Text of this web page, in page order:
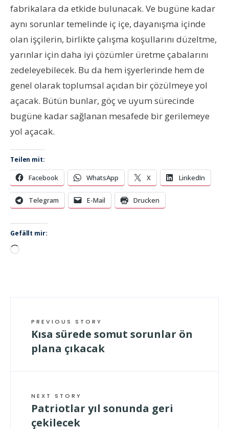
fabrikalara da etkide bulunacak. Ve bugüne kadar
aynı sorunlar temelinde iç içe, dayanışma içinde
olan işçilerin, birlikte çalışma koşullarını düzeltme,
yarınlar için daha iyi çözümler üretme çabalarını
zedeleyebilecek. Bu da hem işyerlerinde hem de
genel olarak toplumsal açıdan bir çözülmeye yol
açacak. Bütün bunlar, göç ve uyum sürecinde
bugüne kadar sağlanan mesafede bir gerilemeye
yol açacak.
Teilen mit:
Facebook WhatsApp X LinkedIn
Telegram E-Mail Drucken
Gefällt mir:
Wird
PREVIOUS STORY
Kısa sürede somut sorunlar ön
plana çıkacak
NEXT STORY
Patriotlar yıl sonunda geri
çekilecek